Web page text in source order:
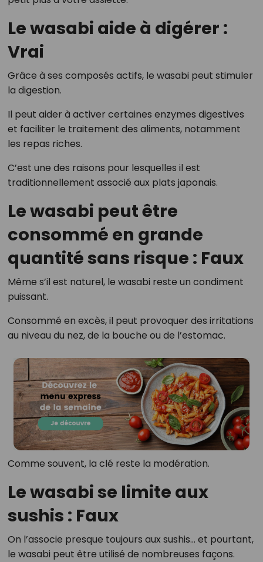
Le wasabi aide à digérer :
Vrai
Grâce à ses composés actifs, le wasabi peut stimuler
la digestion.
Il peut aider à activer certaines enzymes digestives
et faciliter le traitement des aliments, notamment
les repas riches.
C’est une des raisons pour lesquelles il est
traditionnellement associé aux plats japonais.
Le wasabi peut être
consommé en grande
quantité sans risque : Faux
Même s’il est naturel, le wasabi reste un condiment
puissant.
Consommé en excès, il peut provoquer des irritations
au niveau du nez, de la bouche ou de l’estomac.
Comme souvent, la clé reste la modération.
Le wasabi se limite aux
sushis : Faux
On l’associe presque toujours aux sushis… et pourtant,
le wasabi peut être utilisé de nombreuses façons.